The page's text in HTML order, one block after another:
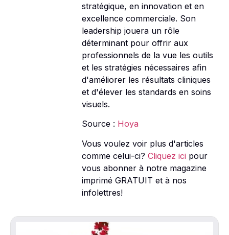
stratégique, en innovation et en
excellence commerciale. Son
leadership jouera un rôle
déterminant pour offrir aux
professionnels de la vue les outils
et les stratégies nécessaires afin
d'améliorer les résultats cliniques
et d'élever les standards en soins
visuels.
Source : Hoya
Vous voulez voir plus d'articles
comme celui-ci?Cliquez ici pour
vous abonner à notre magazine
imprimé GRATUIT et à nos
infolettres!